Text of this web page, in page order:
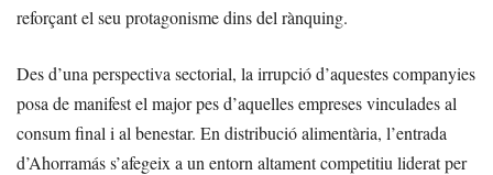
reforçant el seu protagonisme dins del rànquing.
Des d’una perspectiva sectorial, la irrupció d’aquestes companyies
posa de manifest el major pes d’aquelles empreses vinculades al
consum final i al benestar. En distribució alimentària, l’entrada
d’Ahorramás s’afegeix a un entorn altament competitiu liderat per